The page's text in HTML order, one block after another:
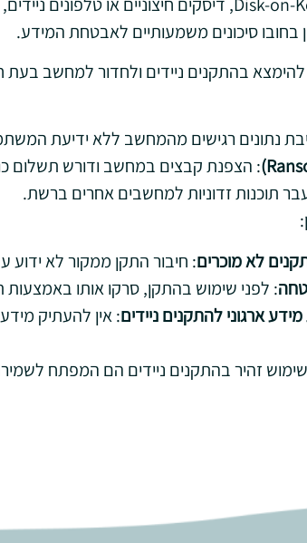
בחובו סיכונים משמעותיים לאבטחת המידע.
להימצא בהתקנים ניידים ולחדור למחשב
נתונים רגישים מהמחשב ללא ידיעת
: הצפנת קבצים במחשב ודורש תשלום
תוכנות זדוניות למחשבים אחרים ברשת.
לא מוכרים: חיבור התקן ממקור לא
: לפני שימוש בהתקן, סרקו אותו באמצעות
ארגוני להתקנים ניידים: אין להעתיק
זהיר בהתקנים ניידים הם המפתח